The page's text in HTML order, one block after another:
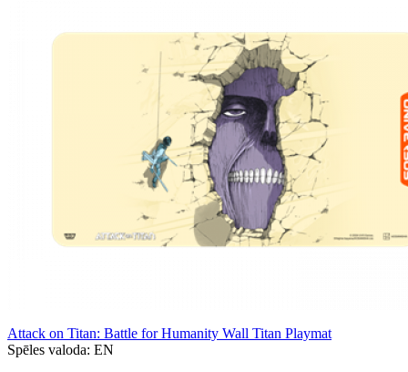
Attack on Titan: Battle for Humanity Wall Titan Playmat
Spēles valoda: EN